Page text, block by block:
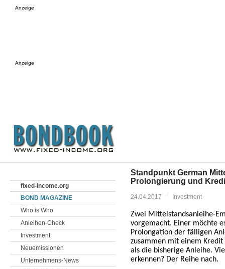
Anzeige
Anzeige
Standpunkt German
Prolongierung und
24.04.2017 Investment
Zwei Mittelstandsanleihe-
vorgemacht. Einer möchte
Prolongation der fälligen
zusammen mit einem
als die bisherige Anleihe.
erkennen? Der Reihe nach.
fixed-income.org
BOND MAGAZINE
Who is Who
Anleihen-Check
Investment
Neuemissionen
Unternehmens-News